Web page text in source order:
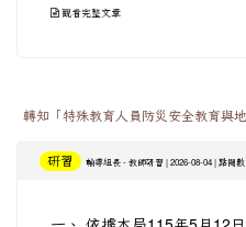
觀看完整文章
轉知「特殊教育人員防災安全教育與
研習 輔導組長 - 教師研習 | 2026-08-04 | 點閱